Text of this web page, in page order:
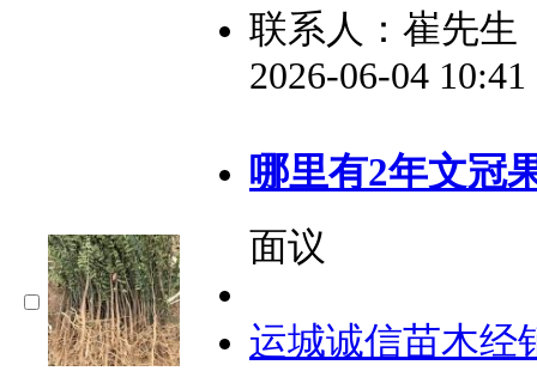
联系人：崔先生
2026-06-04
哪里有2年文冠
面议
运城诚信苗木经